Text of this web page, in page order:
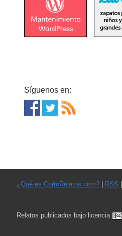
Síguenos en:
¿Qué es CortoRelatos.com?| RSS
Relatos publicados bajo licencia